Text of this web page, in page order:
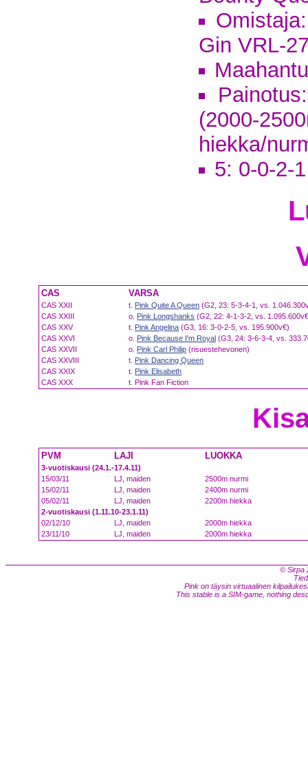
Gin VRL-
(2000-
hiekka/
5: 0-0-2-1
CAS VARSA
CAS XXII t. Pink Quite A Queen (G2, 23: 5-3-4-1, vs.
CAS XXIII
o. Pink Longshanks (G2, 22: 4-1-3-2, vs.
CAS XXV
t. Pink Angelina (G3, 16: 3-0-2-5, vs. 195.900v€)
CAS XXVI
o. Pink Because I'm Royal (G3, 24: 3-6-3-4, vs.
CAS XXVII
o. Pink Carl Philip (risuestehevonen)
CAS XXVIII
t. Pink Dancing Queen
CAS XXIX
t. Pink Elisabeth
CAS XXX
t. Pink Fan Fiction
PVM LAJI LUOKKA
3-vuotiskausi (24.1.-17.4.11)
15/03/11
LJ, maiden
2500m nurmi
15/02/11
LJ, maiden
2400m nurmi
05/02/11
LJ, maiden
2200m hiekka
2-vuotiskausi (1.11.10-23.1.11)
02/12/10
LJ, maiden
2000m hiekka
23/11/10
LJ, maiden 2000m hiekka
© Sirpa
Pink on täysin virtuaalinen
This stable is a SIM-game, nothing